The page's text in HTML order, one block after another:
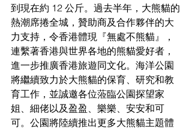
到現在約 12 公斤。過去半年，大熊貓的
熱潮席捲全城，贊助商及合作夥伴的大
力支持，令香港體現『無處不熊貓』，
連繫著香港與世界各地的熊貓愛好者，
進一步推廣香港旅遊同文化。海洋公園
將繼續致力於大熊貓的保育、研究和教
育工作，並誠邀各位蒞臨公園探望家
姐、細佬以及盈盈、樂樂、安安和可
可。公園將陸續推出更多大熊貓主題體